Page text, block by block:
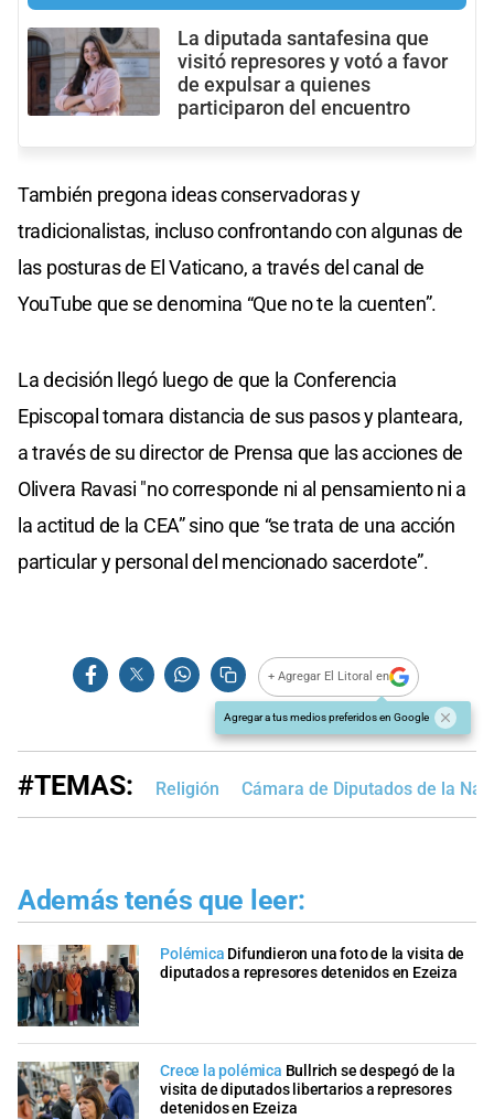
La diputada santafesina que
visitó represores y votó a favor
de expulsar a quienes
participaron del encuentro
También pregona ideas conservadoras y
tradicionalistas, incluso confrontando con algunas de
las posturas de El Vaticano, a través del canal de
YouTube que se denomina “Que no te la cuenten”.
La decisión llegó luego de que la Conferencia
Episcopal tomara distancia de sus pasos y planteara,
a través de su director de Prensa que las acciones de
Olivera Ravasi "no corresponde ni al pensamiento ni a
la actitud de la CEA” sino que “se trata de una acción
particular y personal del mencionado sacerdote”.
+ Agregar El Litoral en
Agregar a tus medios preferidos en Google
#TEMAS: Religión Cámara de Diputados de la
Además tenés que leer:
Polémica Difundieron una foto de la visita de
diputados a represores detenidos en Ezeiza
Crece la polémica Bullrich se despegó de la
visita de diputados libertarios a represores
detenidos en Ezeiza